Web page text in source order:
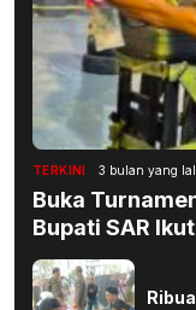
TERKINI 3 bulan yang
Buka
Bupati SAR Ikut